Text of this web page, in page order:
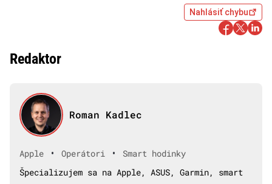
Nahlásiť chybu
Redaktor
Roman Kadlec
Apple • Operátori •
Smart hodinky
Špecializujem sa na Apple, ASUS, Garmin, smart